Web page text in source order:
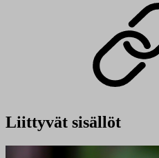
Liittyvät sisällöt